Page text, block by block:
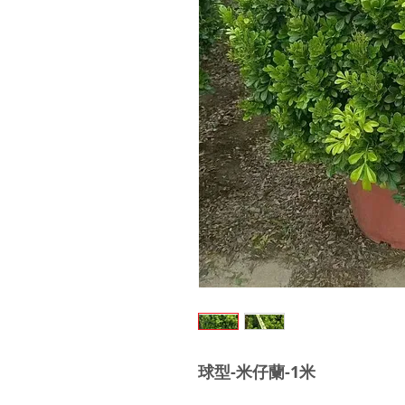
球型-米仔蘭-1米